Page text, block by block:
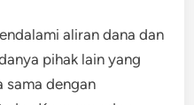
aliran dana dan
pihak lain yang
sama dengan